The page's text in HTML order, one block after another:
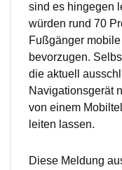
sind es hingegen
würden rund 70
Fußgänger
bevorzugen.
die aktuell
Navigationsgerät
von einem
leiten lassen.
Diese Meldung